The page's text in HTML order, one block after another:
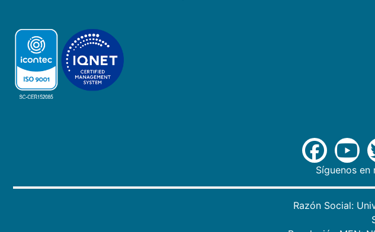
Síguenos en
Razón Social: